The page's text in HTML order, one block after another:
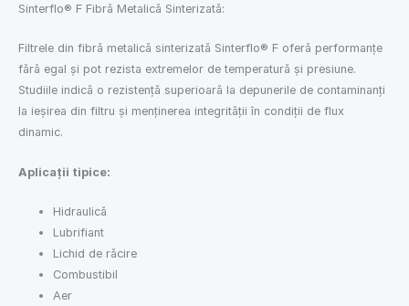
Sinterflo® F Fibră Metalică Sinterizată:
Filtrele din fibră metalică sinterizată Sinterflo® F oferă performanțe
fără egal și pot rezista extremelor de temperatură și presiune.
Studiile indică o rezistență superioară la depunerile de contaminanți
la ieșirea din filtru și menținerea integrității în condiții de flux
dinamic.
Aplicații tipice:
Hidraulică
Lubrifiant
Lichid de răcire
Combustibil
Aer